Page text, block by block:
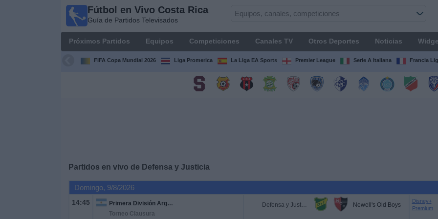
Fútbol en Vivo Costa Rica
Guía de Partidos Televisados
Próximos Partidos Equipos Competiciones Canales TV Otros Deportes Noticias
FIFA Copa Mundial 2026 Liga Promerica La Liga EA Sports Premier League Serie A Italiana Francia
Partidos en vivo de Defensa y Justicia
Domingo, 9/8/2026
14:45
Primera División Argentina
Torneo Clausura
Defensa y Justicia Newell's Old Boys
Disney+
Premium